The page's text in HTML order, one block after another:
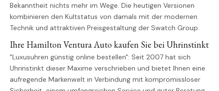
Bekanntheit nichts mehr im Wege. Die heutigen Versionen
kombinieren den Kultstatus von damals mit der modernen
Technik und attraktiven Preisgestaltung der Swatch Group.
Ihre Hamilton Ventura Auto kaufen Sie bei Uhrinstinkt
"Luxusuhren günstig online bestellen": Seit 2007 hat sich
Uhrinstinkt dieser Maxime verschrieben und bietet Ihnen eine
aufregende Markenwelt in Verbindung mit kompromissloser